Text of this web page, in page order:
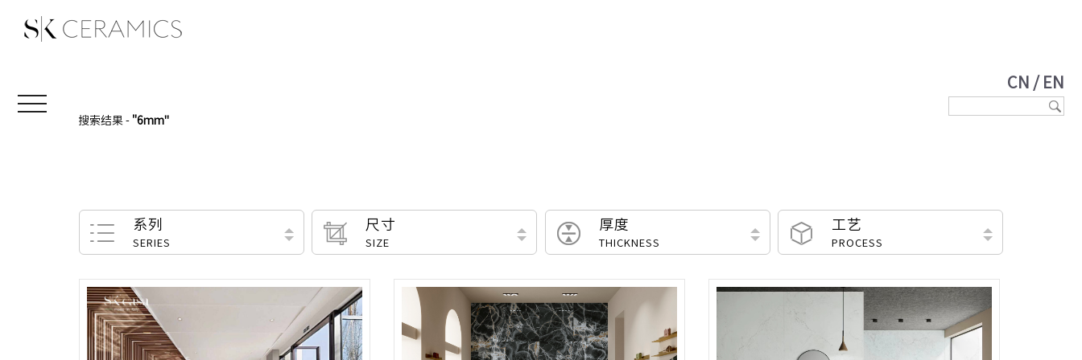
CN / EN
搜索结果 - "6mm"
系列
SERIES
尺寸
SIZE
厚度
THICKNESS
工艺
PROCESS